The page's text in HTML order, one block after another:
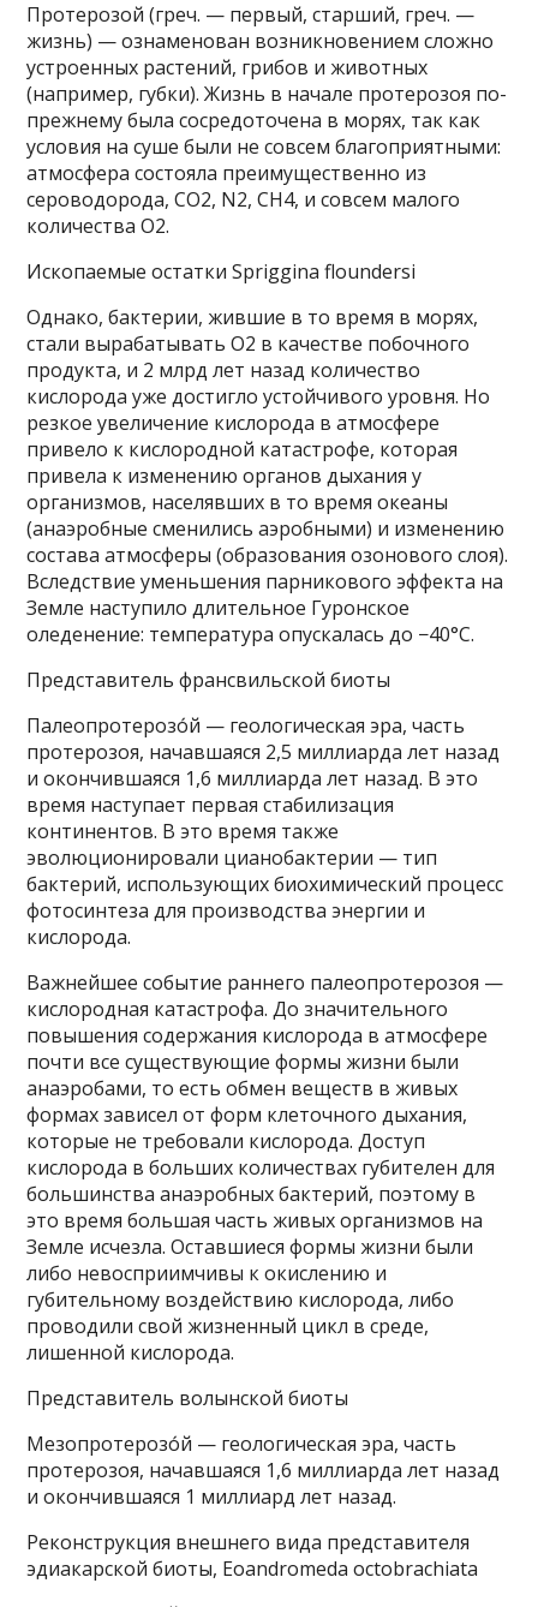
Протерозой (греч. — первый, старший, греч. —
жизнь) — ознаменован возникновением сложно
устроенных растений, грибов и животных
(например, губки). Жизнь в начале протерозоя по-
прежнему была сосредоточена в морях, так как
условия на суше были не совсем благоприятными:
атмосфера состояла преимущественно из
сероводорода, CO2, N2, CH4, и совсем малого
количества O2.
Ископаемые остатки Spriggina floundersi
Однако, бактерии, жившие в то время в морях,
стали вырабатывать O2 в качестве побочного
продукта, и 2 млрд лет назад количество
кислорода уже достигло устойчивого уровня. Но
резкое увеличение кислорода в атмосфере
привело к кислородной катастрофе, которая
привела к изменению органов дыхания у
организмов, населявших в то время океаны
(анаэробные сменились аэробными) и изменению
состава атмосферы (образования озонового слоя).
Вследствие уменьшения парникового эффекта на
Земле наступило длительное Гуронское
оледенение: температура опускалась до −40°С.
Представитель франсвильской биоты
Палеопротерозо́й — геологическая эра, часть
протерозоя, начавшаяся 2,5 миллиарда лет назад
и окончившаяся 1,6 миллиарда лет назад. В это
время наступает первая стабилизация
континентов. В это время также
эволюционировали цианобактерии — тип
бактерий, использующих биохимический процесс
фотосинтеза для производства энергии и
кислорода.
Важнейшее событие раннего палеопротерозоя —
кислородная катастрофа. До значительного
повышения содержания кислорода в атмосфере
почти все существующие формы жизни были
анаэробами, то есть обмен веществ в живых
формах зависел от форм клеточного дыхания,
которые не требовали кислорода. Доступ
кислорода в больших количествах губителен для
большинства анаэробных бактерий, поэтому в
это время большая часть живых организмов на
Земле исчезла. Оставшиеся формы жизни были
либо невосприимчивы к окислению и
губительному воздействию кислорода, либо
проводили свой жизненный цикл в среде,
лишенной кислорода.
Представитель волынской биоты
Мезопротерозо́й — геологическая эра, часть
протерозоя, начавшаяся 1,6 миллиарда лет назад
и окончившаяся 1 миллиард лет назад.
Реконструкция внешнего вида представителя
эдиакарской биоты, Eoandromeda octobrachiata